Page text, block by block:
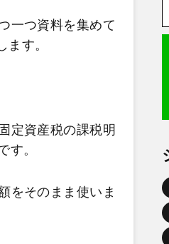
一つ資料を集めて
す。
定資産税の課税明
す。
をそのまま使いま